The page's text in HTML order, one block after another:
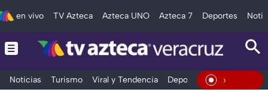
en vivo TV Azteca Azteca UNO Azteca 7 Deportes
Noticias Turismo Viral y Tendencia Deportes Espectáculos
En Vivo